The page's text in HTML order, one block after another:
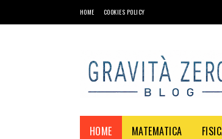
HOME COOKIES POLICY
HOME MATEMATICA